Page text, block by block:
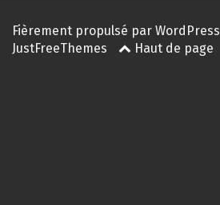
Fièrement propulsé par WordPress
JustFreeThemes
Haut de page